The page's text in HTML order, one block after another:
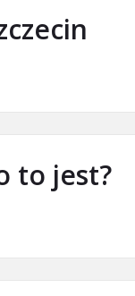
to jest?